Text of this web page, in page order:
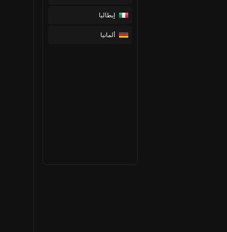
إيطاليا
ألمانيا